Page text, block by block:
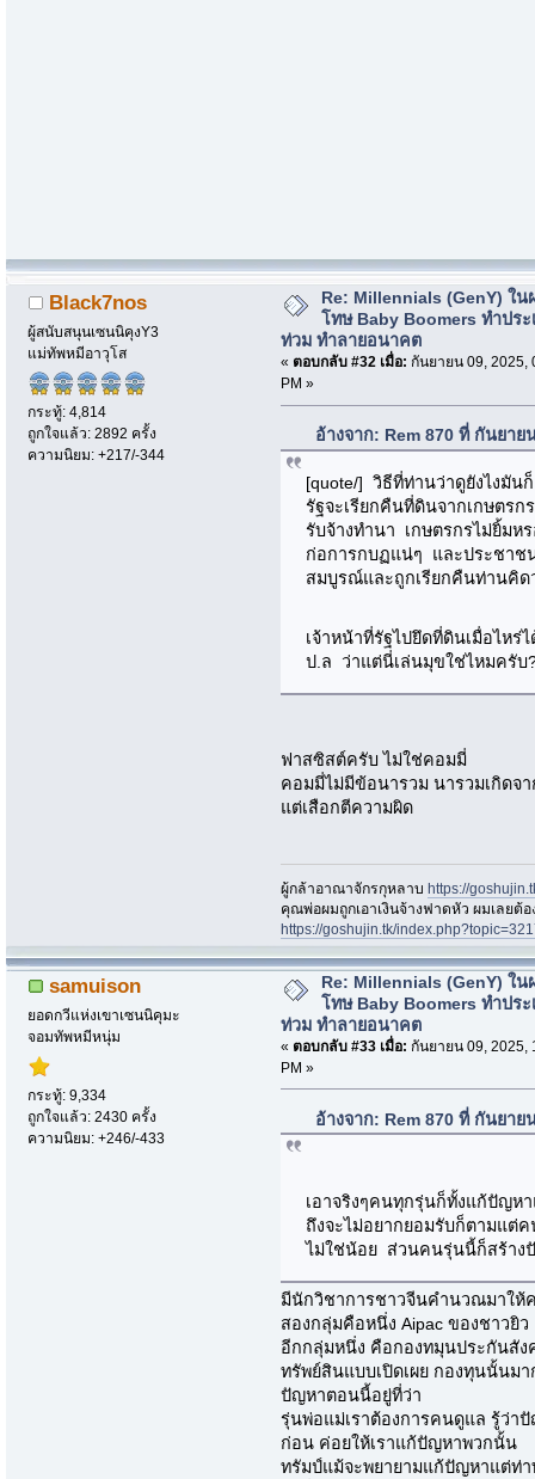
Black7nos
ผู้สนับสนุนเซนนิคุงY3
แม่ทัพหมีอาวุโส
กระทู้: 4,814
ถูกใจแล้ว: 2892 ครั้ง
ความนิยม: +217/-344
Re: Millennials (GenY) ใน
โทษ Baby Boomers ทำประ
ท่วม ทำลายอนาคต
« ตอบกลับ #32 เมื่อ: กันยายน 09, 2025,
PM »
อ้างจาก: Rem 870 ที่ กันยาย
[quote/] วิธีที่ท่านว่าดูยังไงมั
รัฐจะเรียกคืนที่ดินจากเกษตรก
รับจ้างทำนา เกษตรกรไม่ยิ้มห
ก่อการกบฏแน่ๆ และประชาช
สมบูรณ์และถูกเรียกคืนท่านคิ
เจ้าหน้าที่รัฐไปยึดที่ดินเมื่อไ
ป.ล ว่าแต่นี่เล่นมุขใช่ไหมครับ
ฟาสซิสต์ครับ ไม่ใช่คอมมี่
คอมมี่ไม่มีข้อนารวม นารวมเกิดจ
แต่เสือกตีความผิด
ผู้กล้าอาณาจักรกุหลาบhttps://
คุณพ่อผมถูกเอาเงินจ้างฟาดหัว ผมเลยต้
https://goshujin.tk/
samuison
ยอดกวีแห่งเขาเซนนิคุมะ
จอมทัพหมีหนุ่ม
กระทู้: 9,334
ถูกใจแล้ว: 2430 ครั้ง
ความนิยม: +246/-433
Re: Millennials (GenY) ใน
โทษ Baby Boomers ทำประ
ท่วม ทำลายอนาคต
« ตอบกลับ #33 เมื่อ: กันยายน 09, 2025,
PM »
อ้างจาก: Rem 870 ที่ กันยาย
เอาจริงๆคนทุกรุ่นก็ทั้งแก้ปัญ
ถึงจะไม่อยากยอมรับก็ตามแต่
ไม่ใช่น้อย ส่วนคนรุ่นนี้ก็สร้าง
มีนักวิชาการชาวจีนคำนวณมาให้
สองกลุ่มคือหนึ่ง Aipac ของชาวยิว
อีกกลุ่มหนึ่ง คือกองทมุนประกันสัง
ทรัพย์สินแบบเปิดเผย กองทุนนั้นม
ปัญหาตอนนี้อยู่ที่ว่า
รุ่นพ่อแม่เราต้องการคนดูแล รู้ว่า
ก่อน ค่อยให้เราแก้ปัญหาพวกนั้น
ทรัมป์แม้จะพยายามแก้ปัญหาแต่ท่